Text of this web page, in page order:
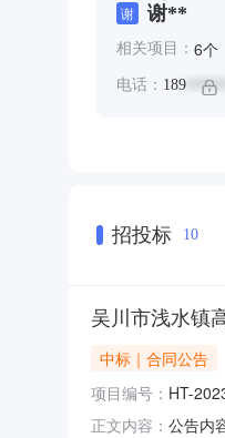
谢 谢**
相关项目： 6个
电话： 189 ******
招投标 10
吴川市浅水镇
中标｜合同公告
项目编号： HT-
正文内容： 公告内